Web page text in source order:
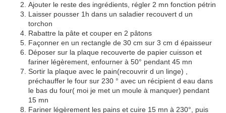
Ajouter le reste des ingrédients, régler 2 mn fonction pétrin
Laisser pousser 1h dans un saladier recouvert d un
torchon
Rabattre la pâte et couper en 2 pâtons
Façonner en un rectangle de 30 cm sur 3 cm d épaisseur
Déposer sur la plaque recouverte de papier cuisson et
fariner légèrement, enfourner à 50° pendant 45 mn
Sortir la plaque avec le pain(recouvrir d un linge) ,
préchauffer le four sur 230 ° avec un récipient d eau dans
le bas du four( moi je met un moule à manquer) pendant
15 mn
Fariner légèrement les pains et cuire 15 mn à 230°, puis